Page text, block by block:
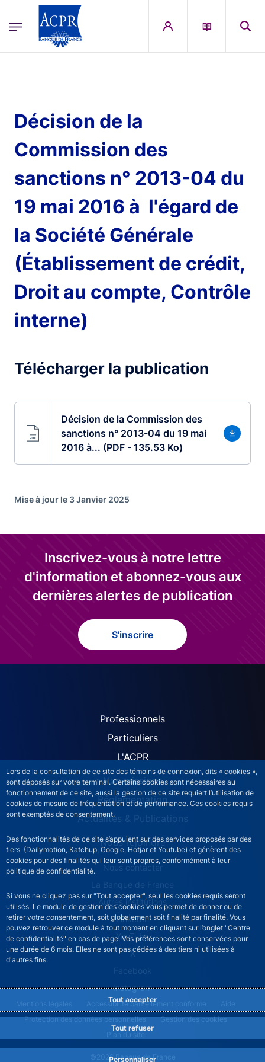
Lors de la consultation de ce site des témoins de connexion, dits « cookies »,
sont déposés sur votre terminal. Certains cookies sont nécessaires au
fonctionnement de ce site, aussi la gestion de ce site requiert l’utilisation de
cookies de mesure de fréquentation et de performance. Ces cookies requis
sont exemptés de consentement.
Des fonctionnalités de ce site s’appuient sur des services proposés par des
tiers (Dailymotion, Katchup, Google, Hotjar et Youtube) et génèrent des
cookies pour des finalités qui leur sont propres, conformément à leur
politique de confidentialité.
Si vous ne cliquez pas sur "Tout accepter", seul les cookies requis seront
utilisés. Le module de gestion des cookies vous permet de donner ou de
retirer votre consentement, soit globalement soit finalité par finalité. Vous
pouvez retrouver ce module à tout moment en cliquant sur l’onglet "Centre
de confidentialité" en bas de page. Vos préférences sont conservées pour
une durée de 6 mois. Elles ne sont pas cédées à des tiers ni utilisées à
d'autres fins.
Tout accepter
Tout refuser
Personnaliser
ACPR Menu Principal (French)
Décision de la
Commission des
sanctions n° 2013-04 du
19 mai 2016 à l'égard de
la Société Générale
(Établissement de crédit,
Droit au compte, Contrôle
interne)
Télécharger la publication
Décision de la Commission des
sanctions n° 2013-04 du 19 mai
2016 à... (PDF - 135.53 Ko)
Mise à jour le 3 Janvier 2025
Inscrivez-vous à notre lettre
d'information et abonnez-vous aux
dernières alertes de publication
S'inscrire
ACPR site navigation
Professionnels
Particuliers
L'ACPR
Nos missions
Réglementation
Actualités & Publications
Nous rejoindre
ACPR footer secondary menu (French)
Nous contacter
La Banque de France
Autres institutions
LinkedIn
YouTube
X
Facebook
Instagram
©2026 Banque de France
ACPR footer legal notice menu
Mentions légales Accessibilité partiellement conforme
Aide
Protection des données personnelles
Gestion des cookies
Plan du site